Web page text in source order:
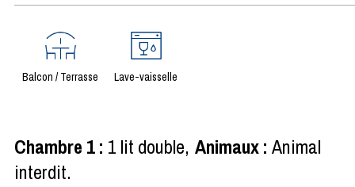
Balcon / Terrasse Lave-vaisselle
Chambre 1: 1 lit double Animaux: Animal
interdit